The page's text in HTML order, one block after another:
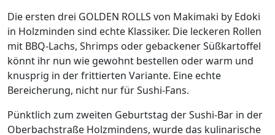
Die ersten drei GOLDEN ROLLS von Makimaki by Edoki
in Holzminden sind echte Klassiker. Die leckeren Rollen
mit BBQ-Lachs, Shrimps oder gebackener Süßkartoffel
könnt ihr nun wie gewohnt bestellen oder warm und
knusprig in der frittierten Variante. Eine echte
Bereicherung, nicht nur für Sushi-Fans.
Pünktlich zum zweiten Geburtstag der Sushi-Bar in der
Oberbachstraße Holzmindens, wurde das kulinarische